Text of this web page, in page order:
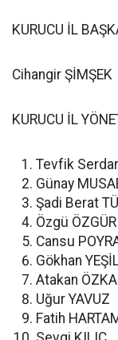
KURUCU İL
Cihangir ŞİMŞEK
KURUCU İL
Tevfik
Günay
Şadi Berat
Özgü ÖZGÜR
Cansu
Gökhan
Atakan
Uğur YAVUZ
Fatih